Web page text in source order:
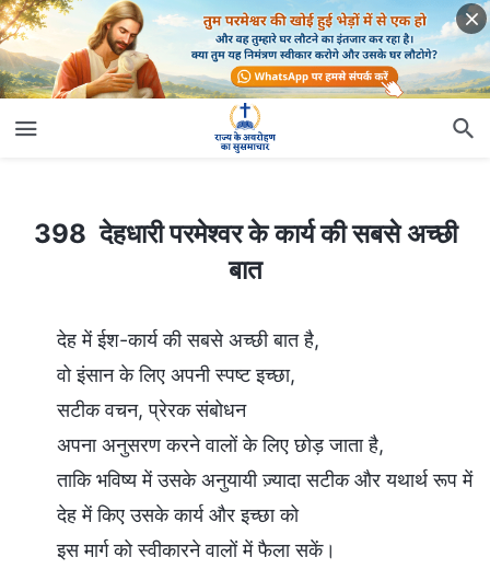
398 देहधारी परमेश्वर के कार्य की सबसे अच्छी बात
398 देहधारी परमेश्वर के कार्य की सबसे अच्छी
बात
देह में ईश-कार्य की सबसे अच्छी बात है,
वो इंसान के लिए अपनी स्पष्ट इच्छा,
सटीक वचन, प्रेरक संबोधन
अपना अनुसरण करने वालों के लिए छोड़ जाता है,
ताकि भविष्य में उसके अनुयायी ज़्यादा सटीक और यथार्थ रूप में
देह में किए उसके कार्य और इच्छा को
इस मार्ग को स्वीकारने वालों में फैला सकें।